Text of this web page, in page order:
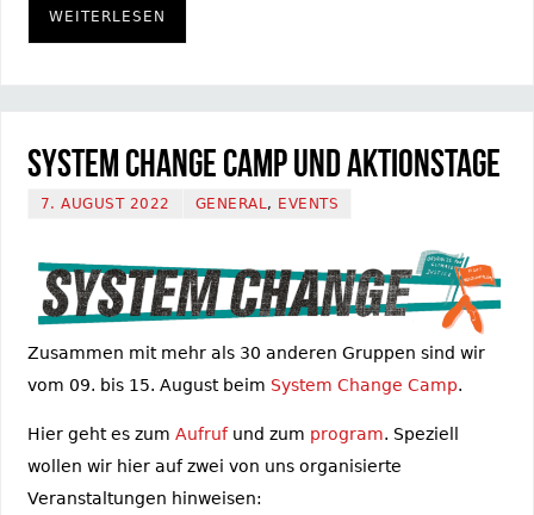
WEITERLESEN
System Change Camp und Aktionstage
7. AUGUST 2022 GENERAL, EVENTS
Zusammen mit mehr als 30 anderen Gruppen sind wir
vom 09. bis 15. August beim System Change Camp.
Hier geht es zum Aufrufund zum program. Speziell
wollen wir hier auf zwei von uns organisierte
Veranstaltungen hinweisen: